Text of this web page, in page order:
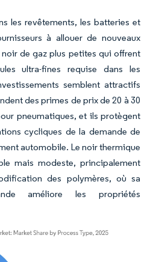
les revêtements, les batteries et
à allouer de nouveaux
de gaz plus petites qui offrent
ultra-fines requise dans les
semblent attractifs
des primes de prix de 20 à 30
pneumatiques, et ils protègent
cycliques de la demande de
automobile. Le noir thermique
mais modeste, principalement
des polymères, où sa
améliore les propriétés